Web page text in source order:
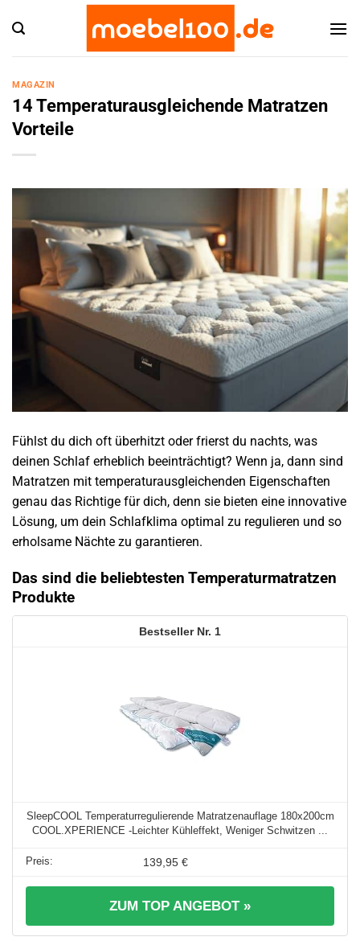
Inhalt
MAGAZIN
14 Temperaturausgleichende Matratzen
Vorteile
Fühlst du dich oft überhitzt oder frierst du nachts, was
deinen Schlaf erheblich beeinträchtigt? Wenn ja, dann sind
Matratzen mit temperaturausgleichenden Eigenschaften
genau das Richtige für dich, denn sie bieten eine innovative
Lösung, um dein Schlafklima optimal zu regulieren und so
erholsame Nächte zu garantieren.
Das sind die beliebtesten Temperaturmatratzen
Produkte
1
SleepCOOL Temperaturregulierende Matratzenauflage 180x200cm
COOL.XPERIENCE -Leichter Kühleffekt, Weniger Schwitzen ...
139,95 €
ZUM TOP ANGEBOT »